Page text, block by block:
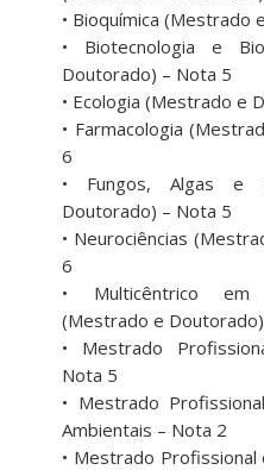
• Bioquímica (Mestrado
• Biotecnologia e
Doutorado) – Nota 5
• Ecologia (Mestrado e
• Farmacologia
6
• Fungos, Algas e
Doutorado) – Nota 5
• Neurociências
6
• Multicêntrico em
(Mestrado e
• Mestrado
Nota 5
• Mestrado
Ambientais – Nota 2
• Mestrado Profissional